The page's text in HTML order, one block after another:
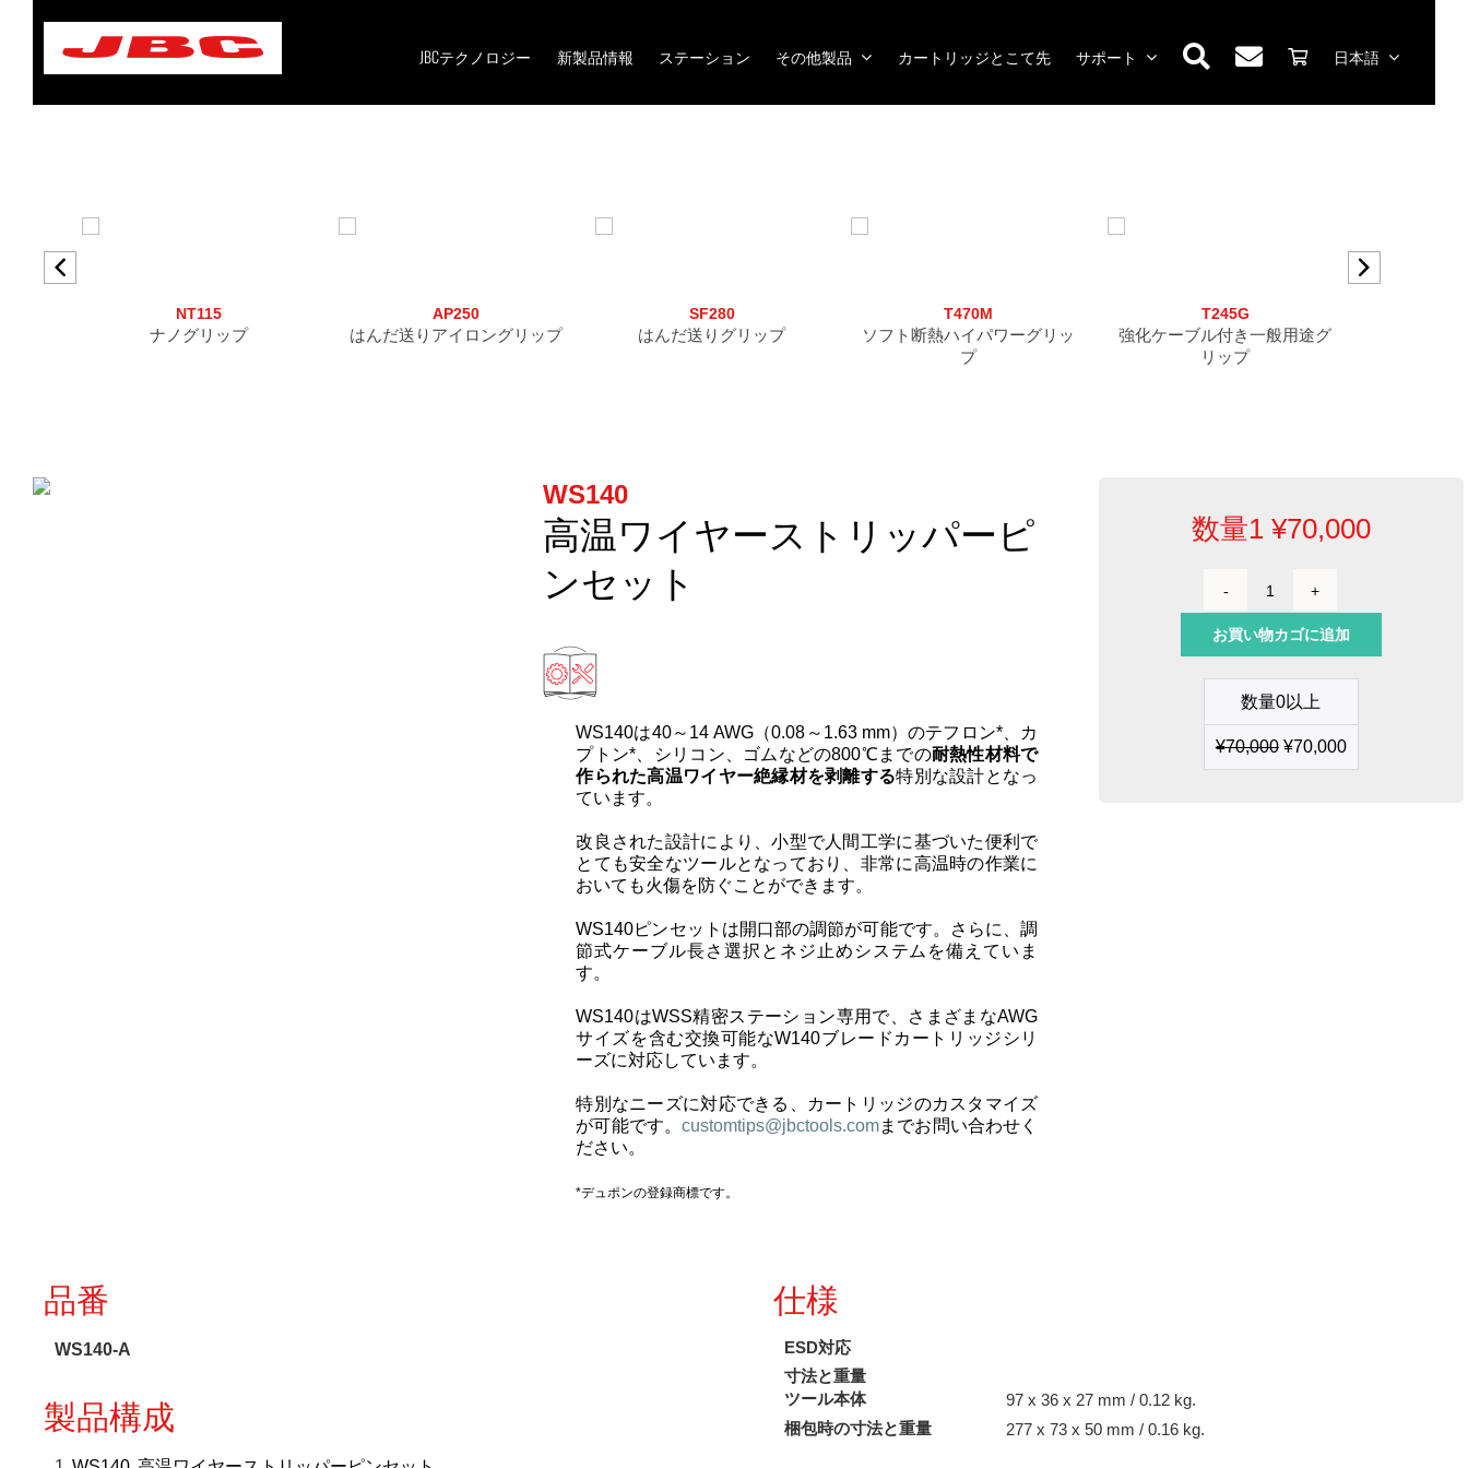
JBCテクノロジー 新製品情報 ステーション その他製品 カートリッジとこて先 サポート 日本語
NT115
ナノグリップ
AP250
はんだ送りアイロングリップ
SF280
はんだ送りグリップ
T470M
ソフト断熱ハイパワーグリッ
プ
T245G
強化ケーブル付き一般用途グ
リップ
WS140
高温ワイヤーストリッパーピ
ンセット
WS140は40～14 AWG（0.08～1.63 mm）のテフロン*、カ
プトン*、シリコン、ゴムなどの800℃までの耐熱性材料で
作られた高温ワイヤー絶縁材を剥離する特別な設計となっ
ています。
改良された設計により、小型で人間工学に基づいた便利で
とても安全なツールとなっており、非常に高温時の作業に
おいても火傷を防ぐことができます。
WS140ピンセットは開口部の調節が可能です。さらに、調
節式ケーブル長さ選択とネジ止めシステムを備えていま
す。
WS140はWSS精密ステーション専用で、さまざまなAWG
サイズを含む交換可能なW140ブレードカートリッジシリ
ーズに対応しています。
特別なニーズに対応できる、カートリッジのカスタマイズ
が可能です。customtips@jbctools.comまでお問い合わせく
ださい。
*デュポンの登録商標です。
数量1 ¥70,000
高
ワ
ー
ス
ト
リ
お買い物カゴに追加
数量0以上
¥70,000 ¥70,000
品番
WS140-A
製品構成
仕様
ESD対応
寸法と重量
ツール本体
97 x 36 x 27 mm / 0.12 kg.
梱包時の寸法と重量
277 x 73 x 50 mm / 0.16 kg.